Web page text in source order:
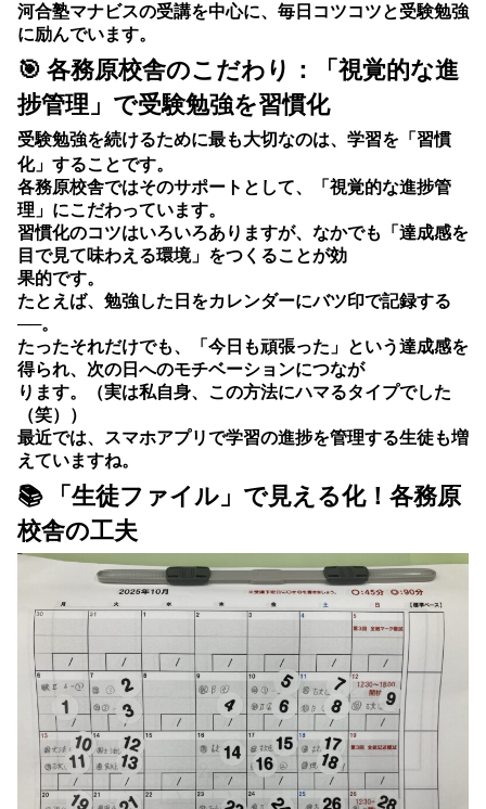
河合塾マナビスの受講を中心に、毎日コツコツと受験勉強
に励んでいます。
🎯 各務原校舎のこだわり：「視覚的な進
捗管理」で受験勉強を習慣化
受験勉強を続けるために最も大切なのは、 学習を「習慣
化」することです。
各務原校舎ではそのサポートとして、「視覚的な進捗管
理」にこだわっています。
習慣化のコツはいろいろありますが、なかでも「達成感を
目で見て味わえる環境」をつくることが効
果的です。
たとえば、勉強した日をカレンダーにバツ印で記録する
──。
たったそれだけでも、「今日も頑張った」という達成感を
得られ、次の日へのモチベーションにつなが
ります。（実は私自身、この方法にハマるタイプでした
（笑））
最近では、スマホアプリで学習の進捗を管理する生徒も増
えていますね。
📚 「生徒ファイル」で見える化！各務原
校舎の工夫